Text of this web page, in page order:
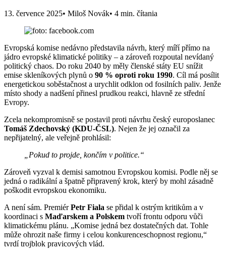
13. července 2025• Miloš Novák• 4 min. čítania
Evropská komise nedávno představila návrh, který míří přímo na
jádro evropské klimatické politiky – a zároveň rozpoutal nevídaný
politický chaos. Do roku 2040 by měly členské státy EU snížit
emise skleníkových plynů o 90 % oproti roku 1990. Cíl má posílit
energetickou soběstačnost a urychlit odklon od fosilních paliv. Jenže
místo shody a nadšení přinesl prudkou reakci, hlavně ze střední
Evropy.
Zcela nekompromisně se postavil proti návrhu český europoslanec
Tomáš Zdechovský (KDU-ČSL). Nejen že jej označil za
nepřijatelný, ale veřejně prohlásil:
„Pokud to projde, končím v politice.“
Zároveň vyzval k demisi samotnou Evropskou komisi. Podle něj se
jedná o radikální a špatně připravený krok, který by mohl zásadně
poškodit evropskou ekonomiku.
A není sám. PremiérPetr Fiala se přidal k ostrým kritikům a v
koordinaci s Maďarskem a Polskem tvoří frontu odporu vůči
klimatickému plánu. „Komise jedná bez dostatečných dat. Tohle
může ohrozit naše firmy i celou konkurenceschopnost regionu,“
tvrdí trojblok pravicových vlád.